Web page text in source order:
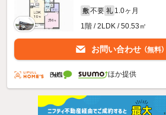
敷 不要 礼 1.0ヶ月
1階 / 2LDK / 50.53㎡
お問い合わせ （無料）
ほか提供